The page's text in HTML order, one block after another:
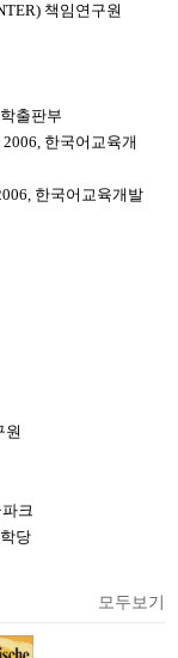
책임연구원
출판부
한국어교육개
한국어교육개발
원
크
당
모두보기